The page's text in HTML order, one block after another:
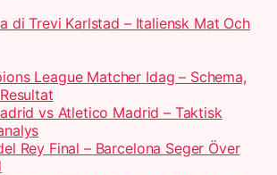
di Trevi Karlstad – Italiensk Mat Och
League Matcher Idag – Schema,
vs Atletico Madrid – Taktisk
Rey Final – Barcelona Seger Över